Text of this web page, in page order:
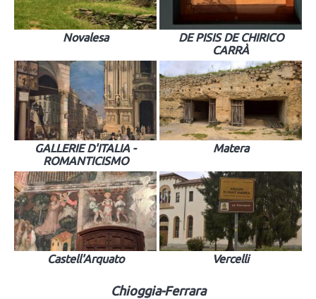
Novalesa
DE PISIS DE CHIRICO
CARRÀ
GALLERIE D'ITALIA -
ROMANTICISMO
Matera
Castell'Arquato Vercelli
Chioggia-Ferrara